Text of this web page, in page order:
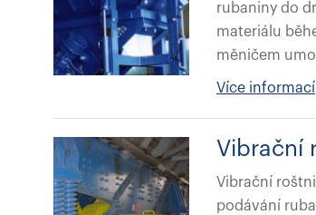
rubaniny do
materiálu
měničem
Více informací
Vibrační
Vibrační
podávání